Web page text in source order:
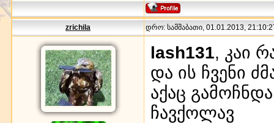
zrichila დრო: სამშაბათი, 01.01.2013,
lash131, კაი
და ის ჩვენი
აქაც
ჩავქოლავ